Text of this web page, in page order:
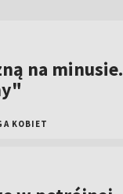
na minusie.
KOBIET